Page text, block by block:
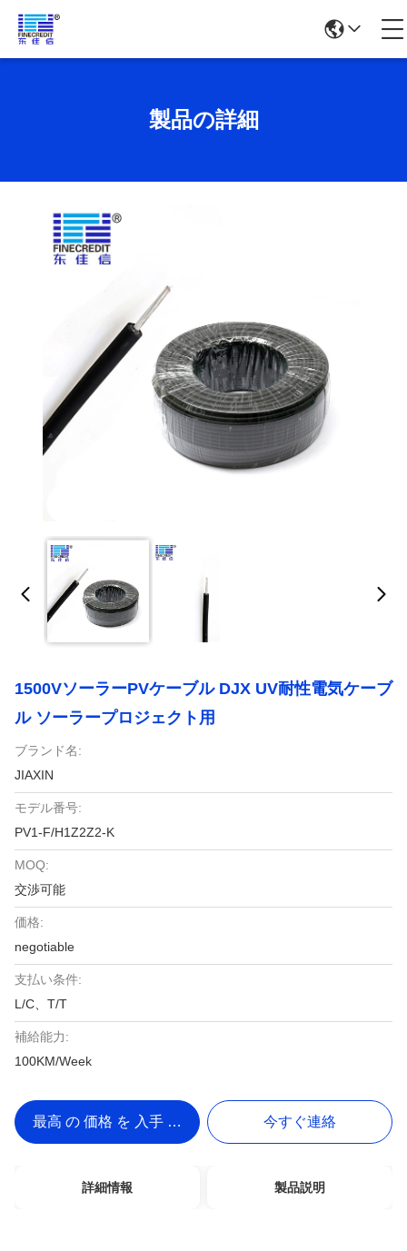
製品の詳細
1500VソーラーPVケーブル DJX UV耐性電気ケーブ
ル ソーラープロジェクト用
ブランド名:
JIAXIN
モデル番号:
PV1-F/H1Z2Z2-K
MOQ:
交渉可能
価格:
negotiable
支払い条件:
L/C、T/T
補給能力:
100KM/Week
最高 の 価格 を 入手 する 今すぐ連絡
詳細情報 製品説明